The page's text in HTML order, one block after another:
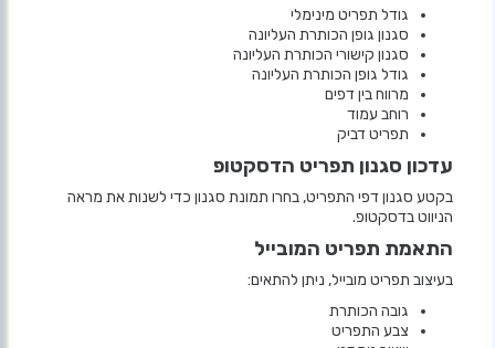
גודל תפריט מינימלי
סגנון גופן הכותרת העליונה
סגנון קישורי הכותרת העליונה
גודל גופן הכותרת העליונה
מרווח בין דפים
רוחב עמוד
תפריט דביק
עדכון סגנון תפריט הדסקטופ
בקטע סגנון דפי התפריט, בחרו תמונת סגנון כדי לשנות את מראה
הניווט בדסקטופ.
התאמת תפריט המובייל
בעיצוב תפריט מובייל, ניתן להתאים:
גובה הכותרת
צבע התפריט